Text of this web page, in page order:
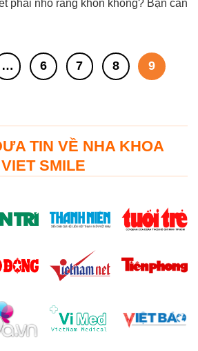
phải nhổ răng khôn không? Bạn căn
… 6 7 8 9
TIN VỀ NHA KHOA
VIET SMILE